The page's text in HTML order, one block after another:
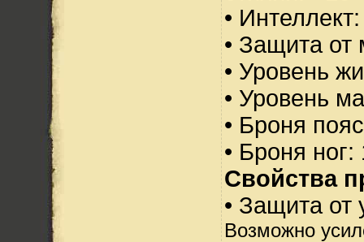
•
• Защита от
• Уровень
• Уровень
• Броня
• Броня
Свойства
• Защита от
Возможно